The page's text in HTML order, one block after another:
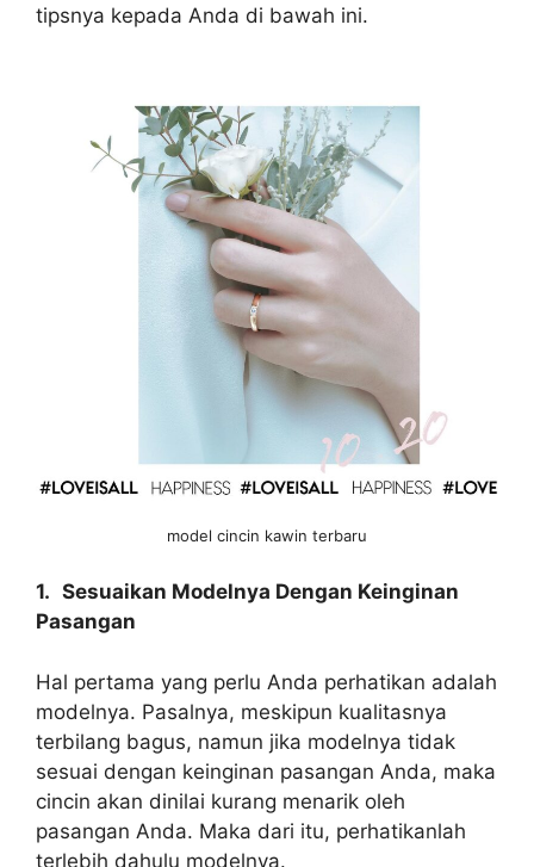
tipsnya kepada Anda di bawah ini.
model cincin kawin terbaru
1. Sesuaikan Modelnya Dengan Keinginan
Pasangan
Hal pertama yang perlu Anda perhatikan adalah
modelnya. Pasalnya, meskipun kualitasnya
terbilang bagus, namun jika modelnya tidak
sesuai dengan keinginan pasangan Anda, maka
cincin akan dinilai kurang menarik oleh
pasangan Anda. Maka dari itu, perhatikanlah
terlebih dahulu modelnya.